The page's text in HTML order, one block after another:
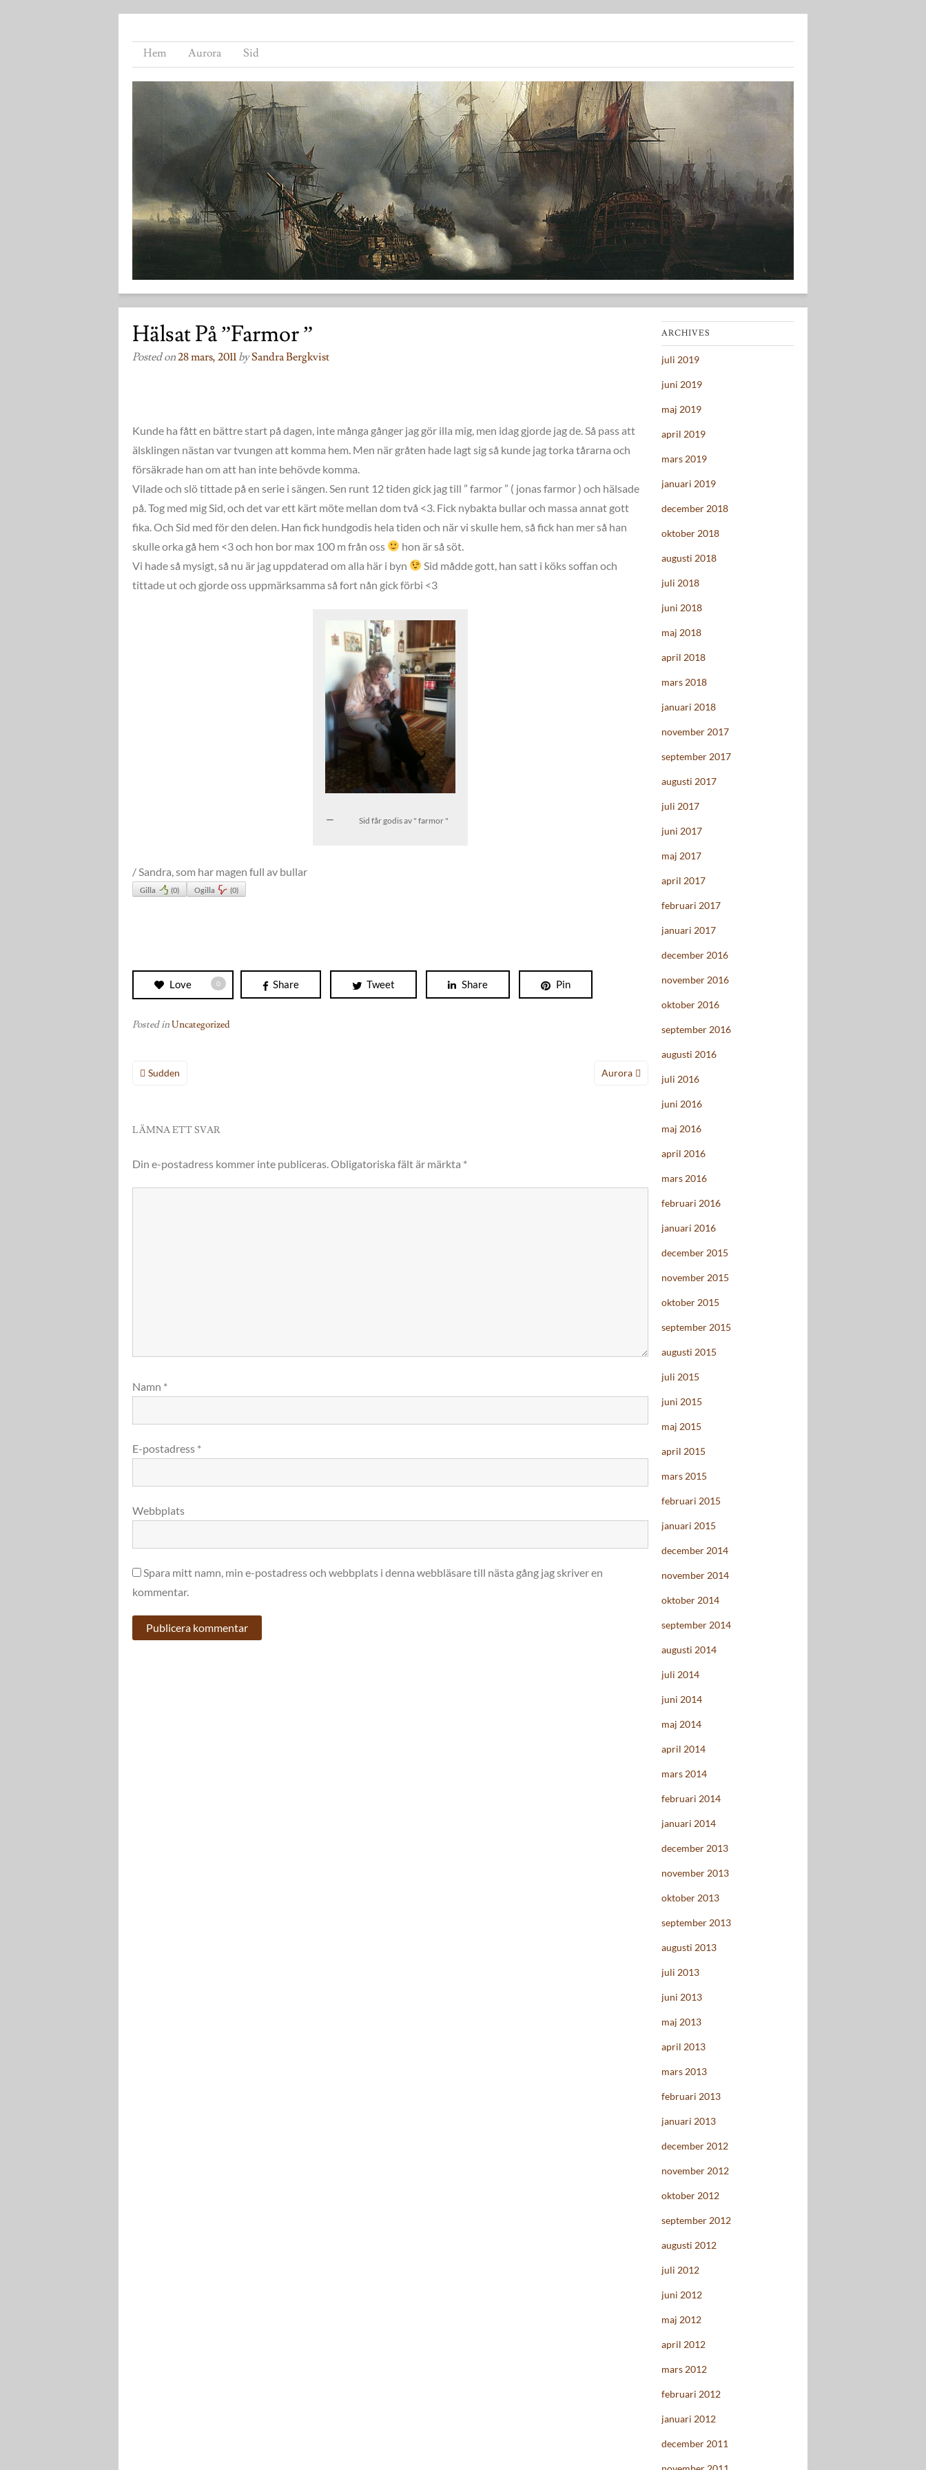
Hem Aurora Sid
Hälsat På ”farmor ”
Posted on28 mars, 2011 bySandra Bergkvist
Kunde ha fått en bättre start på dagen, inte många gånger jag gör illa mig, men idag gjorde jag de. Så pass att
älsklingen nästan var tvungen att komma hem. Men när gråten hade lagt sig så kunde jag torka tårarna och
försäkrade han om att han inte behövde komma.
Vilade och slö tittade på en serie i sängen. Sen runt 12 tiden gick jag till ” farmor ” ( jonas farmor ) och hälsade
på. Tog med mig Sid, och det var ett kärt möte mellan dom två <3. Fick nybakta bullar och massa annat gott
fika. Och Sid med för den delen. Han fick hundgodis hela tiden och när vi skulle hem, så fick han mer så han
skulle orka gå hem <3 och hon bor max 100 m från oss
hon är så söt.
Vi hade så mysigt, så nu är jag uppdaterad om alla här i byn
Sid mådde gott, han satt i köks soffan och
tittade ut och gjorde oss uppmärksamma så fort nån gick förbi <3
Sid får godis av " farmor "
/ Sandra, som har magen full av bullar
Gilla (0) Ogilla (0)
Love 0 Share Tweet Share Pin
Posted inUncategorized
Inläggsnavigering
Sudden Aurora
LÄMNA ETT SVAR
Din e-postadress kommer inte publiceras. Obligatoriska fält är märkta *
Namn *
E-postadress *
Webbplats
Spara mitt namn, min e-postadress och webbplats i denna webbläsare till nästa gång jag skriver en
kommentar.
ARCHIVES
juli 2019
juni 2019
maj 2019
april 2019
mars 2019
januari 2019
december 2018
oktober 2018
augusti 2018
juli 2018
juni 2018
maj 2018
april 2018
mars 2018
januari 2018
november 2017
september 2017
augusti 2017
juli 2017
juni 2017
maj 2017
april 2017
februari 2017
januari 2017
december 2016
november 2016
oktober 2016
september 2016
augusti 2016
juli 2016
juni 2016
maj 2016
april 2016
mars 2016
februari 2016
januari 2016
december 2015
november 2015
oktober 2015
september 2015
augusti 2015
juli 2015
juni 2015
maj 2015
april 2015
mars 2015
februari 2015
januari 2015
december 2014
november 2014
oktober 2014
september 2014
augusti 2014
juli 2014
juni 2014
maj 2014
april 2014
mars 2014
februari 2014
januari 2014
december 2013
november 2013
oktober 2013
september 2013
augusti 2013
juli 2013
juni 2013
maj 2013
april 2013
mars 2013
februari 2013
januari 2013
december 2012
november 2012
oktober 2012
september 2012
augusti 2012
juli 2012
juni 2012
maj 2012
april 2012
mars 2012
februari 2012
januari 2012
december 2011